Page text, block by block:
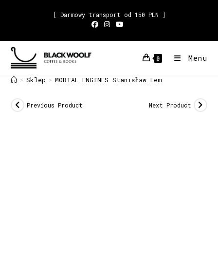
[ Darmowy transport od 150 PLN ]
0 Menu
> Sklep > MORTAL ENGINES Stanisław Lem
Previous Product Next Product